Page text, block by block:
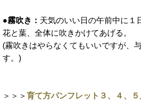
●霧吹き： 天気のいい日の午前中に１
花と葉、全体に吹きかけてあげる。
(霧吹きはやらなくてもいいですが、
す。)
＞＞＞ 育て方パンフレット３、４、